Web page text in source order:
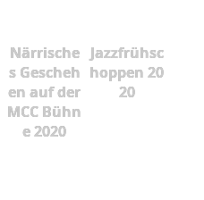
Närrische
s Gescheh
en auf der
MCC Bühn
e 2020
Jazzfrühsc
hoppen 20
20